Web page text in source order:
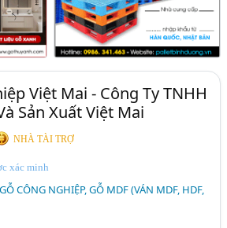
Việt Mai - Công Ty TNHH
Sản Xuất Việt Mai
NHÀ TÀI TRỢ
xác minh
GỖ CÔNG NGHIỆP, GỖ MDF (VÁN MDF, HDF,